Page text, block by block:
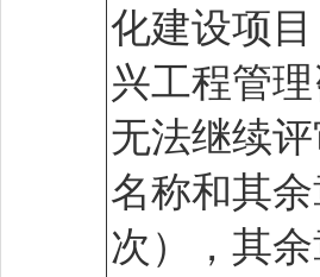
化建设项
兴工程管
无法继续
名称和其
次），其